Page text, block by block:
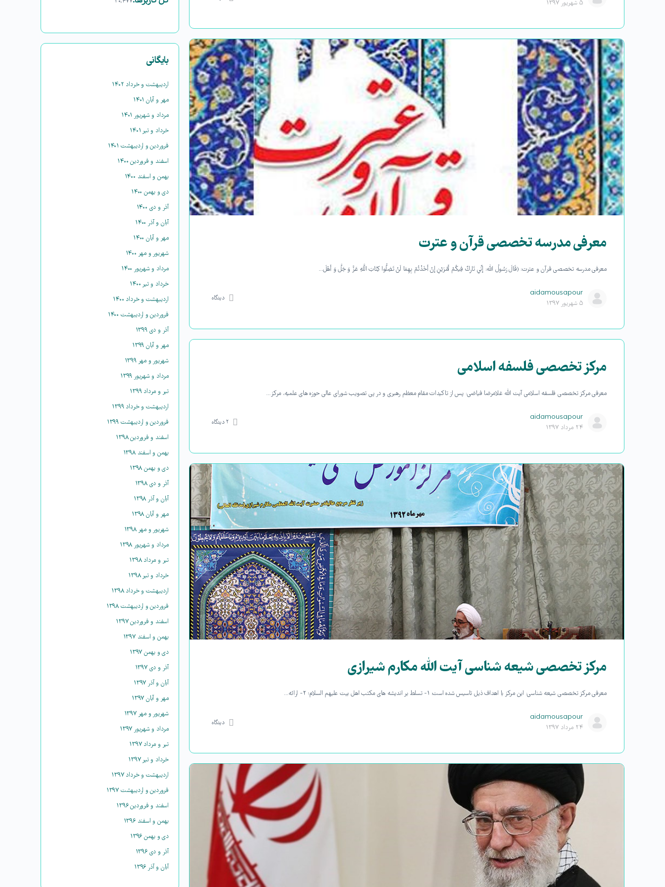
۵ شهریور ۱۳۹۷
معرفی مدرسه تخصصی قرآن و عترت
معرفی مدرسه تخصصی قرآن و عترت: (قَالَ رَسُولُ الله: إِنِّي تَارِكٌ فِيكُمْ أَمْرَيْنِ إِنْ أَخَذْتُمْ بِهِمَا لَنْ تَضِلُّوا كِتَابَ اللَّهِ عَزَّ وَ جَلَّ وَ أَهْلَ…
aidamousapour
۵ شهریور ۱۳۹۷
دیدگاه
مرکز تخصصی فلسفه اسلامی
معرفی مرکز تخصصی فلسفه اسلامی آيت الله غلامرضا فياضی: پس از تاکیدات مقام معظم رهبری و در پی تصویب شورای عالی حوزه های علمیه، مرکز…
aidamousapour
۲۴ مرداد ۱۳۹۷
۲دیدگاه
مرکز تخصصی شیعه شناسی آیت الله مکارم شیرازی
معرفی مرکز تخصصی شیعه شناسی: این مرکز با اهداف ذیل تاسیس شده است: ۱- تسلط بر اندیشه های مکتب اهل بیت علیهم السلام؛ ۲- ارائه…
aidamousapour
۲۴ مرداد ۱۳۹۷
دیدگاه
بایگانی
اردیبهشت و خرداد ۱۴۰۲
مهر و آبان ۱۴۰۱
مرداد و شهریور ۱۴۰۱
خرداد و تیر ۱۴۰۱
فروردین و اردیبهشت ۱۴۰۱
اسفند و فروردین ۱۴۰۰
بهمن و اسفند ۱۴۰۰
دی و بهمن ۱۴۰۰
آذر و دی ۱۴۰۰
آبان و آذر ۱۴۰۰
مهر و آبان ۱۴۰۰
شهریور و مهر ۱۴۰۰
مرداد و شهریور ۱۴۰۰
خرداد و تیر ۱۴۰۰
اردیبهشت و خرداد ۱۴۰۰
فروردین و اردیبهشت ۱۴۰۰
آذر و دی ۱۳۹۹
مهر و آبان ۱۳۹۹
شهریور و مهر ۱۳۹۹
مرداد و شهریور ۱۳۹۹
تیر و مرداد ۱۳۹۹
اردیبهشت و خرداد ۱۳۹۹
فروردین و اردیبهشت ۱۳۹۹
اسفند و فروردین ۱۳۹۸
بهمن و اسفند ۱۳۹۸
دی و بهمن ۱۳۹۸
آذر و دی ۱۳۹۸
آبان و آذر ۱۳۹۸
مهر و آبان ۱۳۹۸
شهریور و مهر ۱۳۹۸
مرداد و شهریور ۱۳۹۸
تیر و مرداد ۱۳۹۸
خرداد و تیر ۱۳۹۸
اردیبهشت و خرداد ۱۳۹۸
فروردین و اردیبهشت ۱۳۹۸
اسفند و فروردین ۱۳۹۷
بهمن و اسفند ۱۳۹۷
دی و بهمن ۱۳۹۷
آذر و دی ۱۳۹۷
آبان و آذر ۱۳۹۷
مهر و آبان ۱۳۹۷
شهریور و مهر ۱۳۹۷
مرداد و شهریور ۱۳۹۷
تیر و مرداد ۱۳۹۷
خرداد و تیر ۱۳۹۷
اردیبهشت و خرداد ۱۳۹۷
فروردین و اردیبهشت ۱۳۹۷
اسفند و فروردین ۱۳۹۶
بهمن و اسفند ۱۳۹۶
دی و بهمن ۱۳۹۶
آذر و دی ۱۳۹۶
آبان و آذر ۱۳۹۶